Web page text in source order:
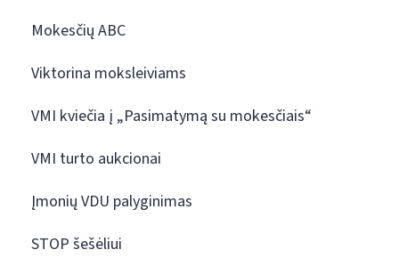
Mokesčių ABC
Viktorina moksleiviams
VMI kviečia į „Pasimatymą su mokesčiais“
VMI turto aukcionai
Įmonių VDU palyginimas
STOP šešėliui